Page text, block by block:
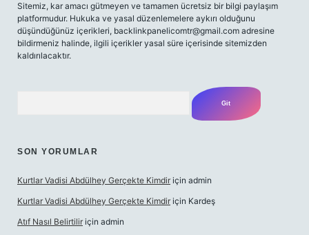
Sitemiz, kar amacı gütmeyen ve tamamen ücretsiz bir bilgi paylaşım
platformudur. Hukuka ve yasal düzenlemelere aykırı olduğunu
düşündüğünüz içerikleri, backlinkpanelicomtr@gmail.com adresine
bildirmeniz halinde, ilgili içerikler yasal süre içerisinde sitemizden
kaldırılacaktır.
SON YORUMLAR
Kurtlar Vadisi Abdülhey Gerçekte Kimdir için admin
Kurtlar Vadisi Abdülhey Gerçekte Kimdir için Kardeş
Atıf Nasıl Belirtilir için admin